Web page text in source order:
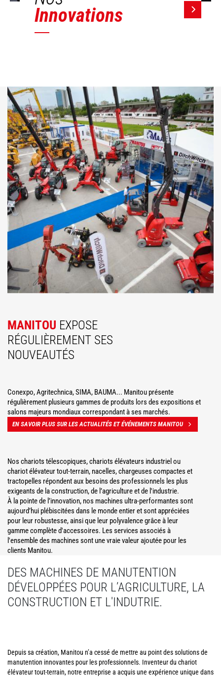
Innovations
MANITOU EXPOSE
RÉGULIÈREMENT SES
NOUVEAUTÉS
Conexpo, Agritechnica, SIMA, BAUMA... Manitou présente
régulièrement plusieurs gammes de produits lors des expositions et
salons majeurs mondiaux correspondant à ses marchés.
EN SAVOIR PLUS SUR LES ACTUALITÉS ET ÉVÉNEMENTS MANITOU
Nos chariots télescopiques, chariots élévateurs industriel ou
chariot élévateur tout-terrain, nacelles, chargeuses compactes et
tractopelles répondent aux besoins des professionnels les plus
exigeants de la construction, de l’agriculture et de l'industrie.
À la pointe de l’innovation, nos machines ultra-performantes sont
aujourd’hui plébiscitées dans le monde entier et sont appréciées
pour leur robustesse, ainsi que leur polyvalence grâce à leur
gamme complète d'accessoires. Les services associés à
l'ensemble des machines sont une vraie valeur ajoutée pour les
clients Manitou.
DES MACHINES DE MANUTENTION
DÉVELOPPÉES POUR L’AGRICULTURE, LA
CONSTRUCTION ET L'INDUTRIE.
Depuis sa création, Manitou n’a cessé de mettre au point des solutions de
manutention innovantes pour les professionnels. Inventeur du chariot
élévateur tout-terrain, notre entreprise a acquis une expérience unique dans